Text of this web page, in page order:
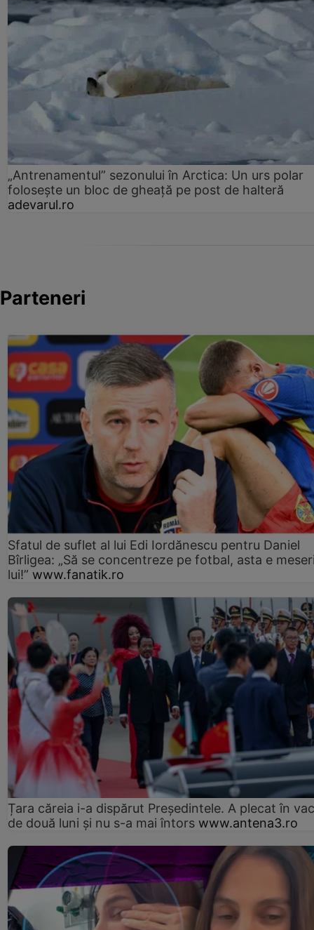
„Antrenamentul” sezonului în Arctica: Un urs polar
folosește un bloc de gheață pe post de halteră
adevarul.ro
Parteneri
Sfatul de suflet al lui Edi Iordănescu pentru Daniel
Bîrligea: „Să se concentreze pe fotbal, asta e
lui!” www.fanatik.ro
Țara căreia i-a dispărut Președintele. A plecat în
de două luni și nu s-a mai întors www.antena3.ro